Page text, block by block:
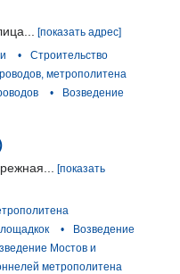
[показать адрес]
•
Строительство
метрополитена
•
Возведение
[показать
•
Возведение
Мостов и
метрополитена